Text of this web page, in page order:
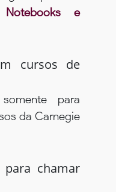
Notebooks e
cursos de
para
da Carnegie
para chamar